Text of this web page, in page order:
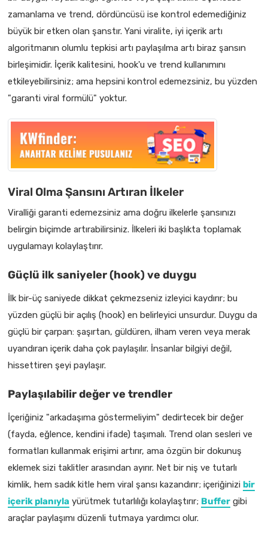
zamanlama ve trend, dördüncüsü ise kontrol edemediğiniz
büyük bir etken olan şanstır. Yani viralite, iyi içerik artı
algoritmanın olumlu tepkisi artı paylaşılma artı biraz şansın
birleşimidir. İçerik kalitesini, hook'u ve trend kullanımını
etkileyebilirsiniz; ama hepsini kontrol edemezsiniz, bu yüzden
"garanti viral formülü" yoktur.
Viral Olma Şansını Artıran İlkeler
Viralliği garanti edemezsiniz ama doğru ilkelerle şansınızı
belirgin biçimde artırabilirsiniz. İlkeleri iki başlıkta toplamak
uygulamayı kolaylaştırır.
Güçlü ilk saniyeler (hook) ve duygu
İlk bir-üç saniyede dikkat çekmezseniz izleyici kaydırır; bu
yüzden güçlü bir açılış (hook) en belirleyici unsurdur. Duygu da
güçlü bir çarpan: şaşırtan, güldüren, ilham veren veya merak
uyandıran içerik daha çok paylaşılır. İnsanlar bilgiyi değil,
hissettiren şeyi paylaşır.
Paylaşılabilir değer ve trendler
İçeriğiniz "arkadaşıma göstermeliyim" dedirtecek bir değer
(fayda, eğlence, kendini ifade) taşımalı. Trend olan sesleri ve
formatları kullanmak erişimi artırır, ama özgün bir dokunuş
eklemek sizi taklitler arasından ayırır. Net bir niş ve tutarlı
kimlik, hem sadık kitle hem viral şansı kazandırır; içeriğinizi bir
içerik planıyla yürütmek tutarlılığı kolaylaştırır; Buffer gibi
araçlar paylaşımı düzenli tutmaya yardımcı olur.